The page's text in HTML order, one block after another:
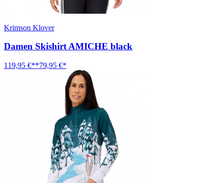
Krimson Klover
Damen Skishirt AMICHE black
119,95 €**79,95 €*